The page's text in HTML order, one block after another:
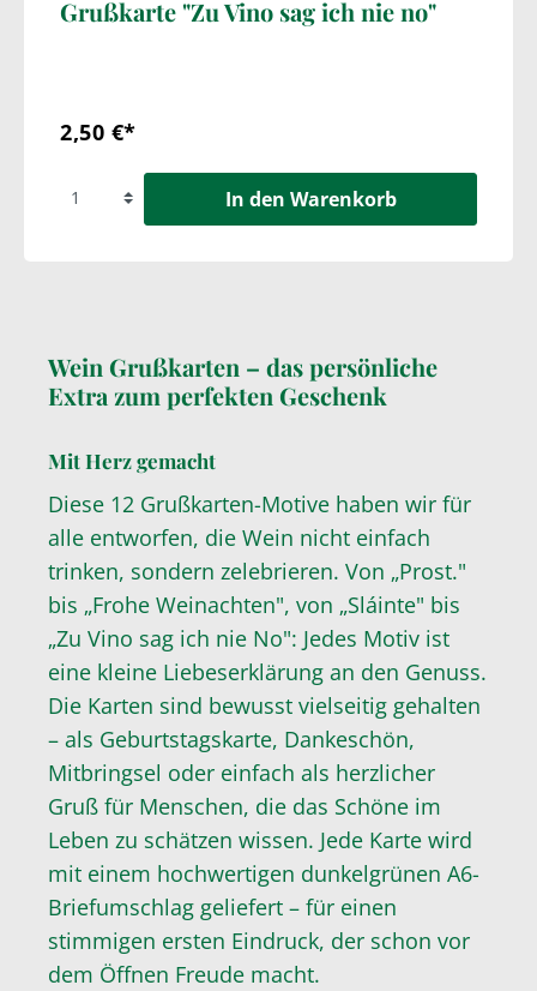
Grußkarte "Zu Vino sag ich nie no"
2,50 €*
In den Warenkorb
Wein Grußkarten – das persönliche
Extra zum perfekten Geschenk
Mit Herz gemacht
Diese 12 Grußkarten-Motive haben wir für
alle entworfen, die Wein nicht einfach
trinken, sondern zelebrieren. Von „Prost."
bis „Frohe Weinachten", von „Sláinte" bis
„Zu Vino sag ich nie No": Jedes Motiv ist
eine kleine Liebeserklärung an den Genuss.
Die Karten sind bewusst vielseitig gehalten
– als Geburtstagskarte, Dankeschön,
Mitbringsel oder einfach als herzlicher
Gruß für Menschen, die das Schöne im
Leben zu schätzen wissen. Jede Karte wird
mit einem hochwertigen dunkelgrünen A6-
Briefumschlag geliefert – für einen
stimmigen ersten Eindruck, der schon vor
dem Öffnen Freude macht.